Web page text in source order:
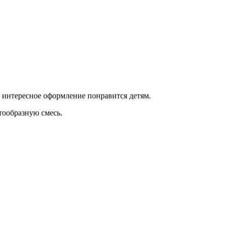
оформление понравится детям.
смесь.